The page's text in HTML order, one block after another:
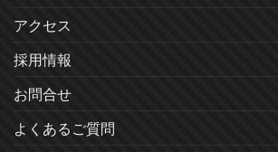
アクセス
採用情報
お問合せ
よくあるご質問